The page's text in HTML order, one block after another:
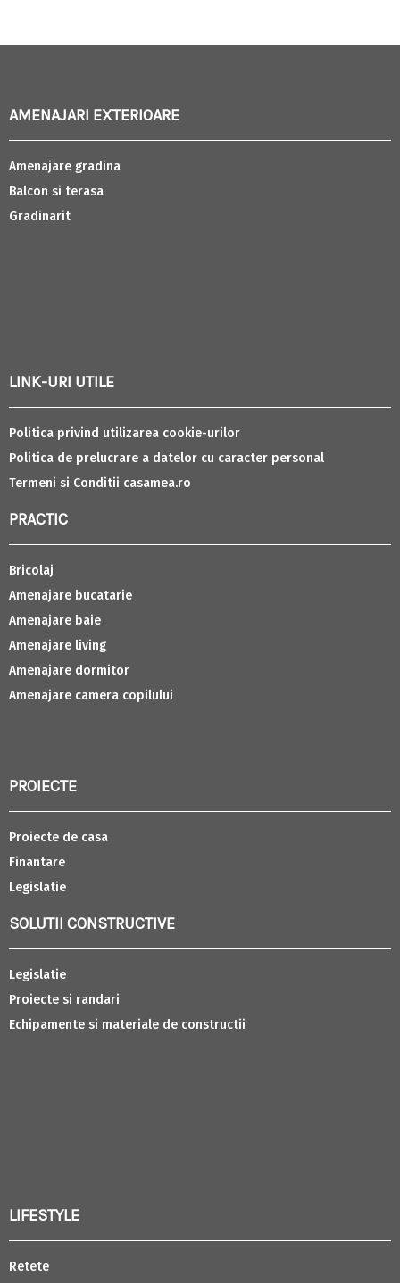
AMENAJARI EXTERIOARE
Amenajare gradina
Balcon si terasa
Gradinarit
LINK-URI UTILE
Politica privind utilizarea cookie-urilor
Politica de prelucrare a datelor cu caracter personal
Termeni si Conditii casamea.ro
PRACTIC
Bricolaj
Amenajare bucatarie
Amenajare baie
Amenajare living
Amenajare dormitor
Amenajare camera copilului
PROIECTE
Proiecte de casa
Finantare
Legislatie
SOLUTII CONSTRUCTIVE
Legislatie
Proiecte si randari
Echipamente si materiale de constructii
LIFESTYLE
Retete